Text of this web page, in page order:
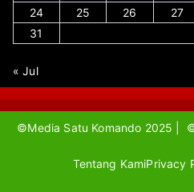
24
25 26 27
31
« Jul
©Media Satu Komando 2025 |
Tentang KamiPrivacy